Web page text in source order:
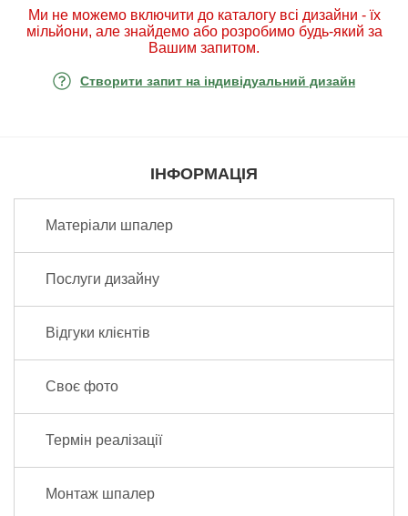
Ми не можемо включити до каталогу всі дизайни - їх
мільйони, але знайдемо або розробимо будь-який за
Вашим запитом.
Створити запит на індивідуальний дизайн
ІНФОРМАЦІЯ
Матеріали шпалер
Послуги дизайну
Відгуки клієнтів
Своє фото
Термін реалізації
Монтаж шпалер